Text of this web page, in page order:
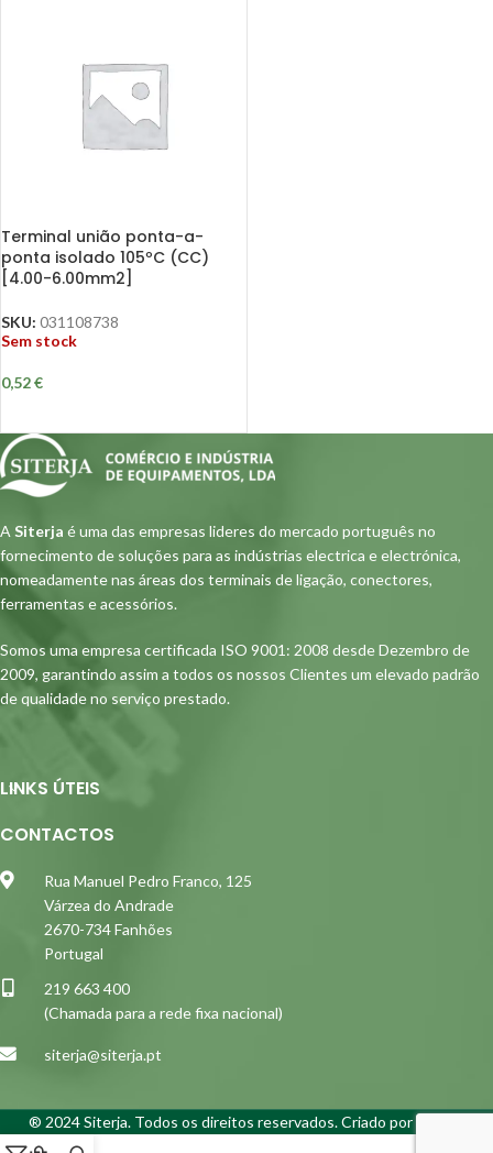
Terminal união ponta-a-
ponta isolado 105ºC (CC)
[4.00-6.00mm2]
SKU: 031108738
Sem stock
0,52€
A Siterja é uma das empresas lideres do mercado português no
fornecimento de soluções para as indústrias electrica e electrónica,
nomeadamente nas áreas dos terminais de ligação, conectores,
ferramentas e acessórios.
Somos uma empresa certificada ISO 9001: 2008 desde Dezembro de
2009, garantindo assim a todos os nossos Clientes um elevado padrão
de qualidade no serviço prestado.
LINKS ÚTEIS
CONTACTOS
Rua Manuel Pedro Franco, 125
Várzea do Andrade
2670-734 Fanhões
Portugal
219 663 400
(Chamada para a rede fixa nacional)
siterja@siterja.pt
® 2024 Siterja. Todos os direitos reservados. Criado porAlidata